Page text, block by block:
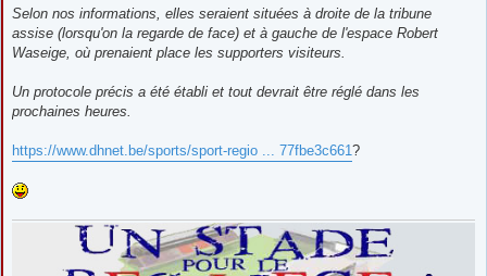
Selon nos informations, elles seraient situées à droite de la tribune
assise (lorsqu'on la regarde de face) et à gauche de l'espace Robert
Waseige, où prenaient place les supporters visiteurs.
Un protocole précis a été établi et tout devrait être réglé dans les
prochaines heures.
https://www.dhnet.be/sports/sport-regio ... 77fbe3c661 ?